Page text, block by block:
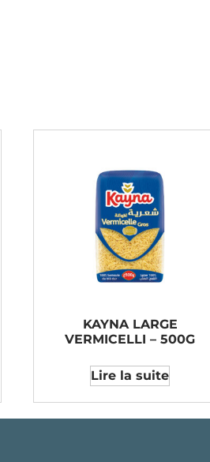
KAYNA LARGE
VERMICELLI – 500G
Lire la suite